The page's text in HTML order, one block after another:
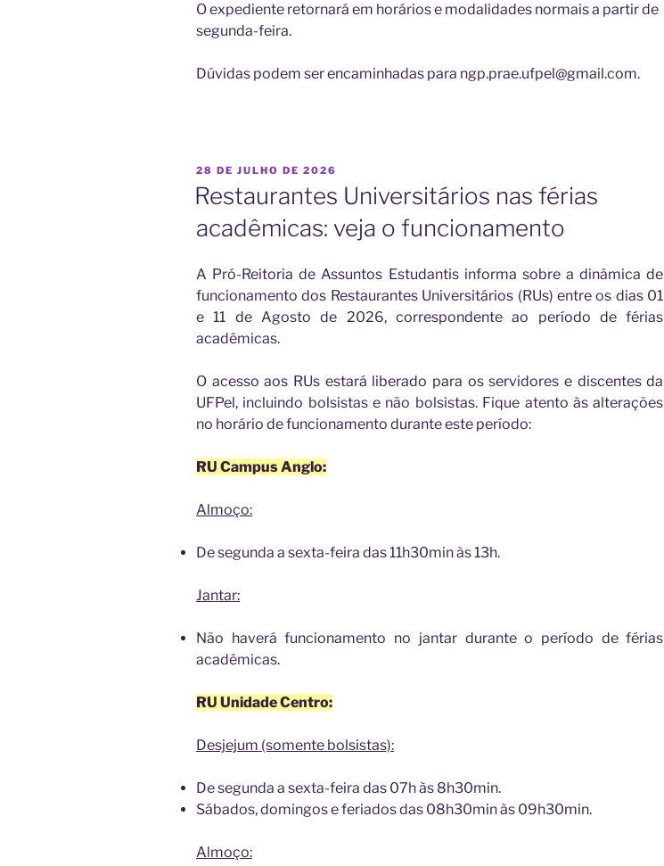
O expediente retornará em horários e modalidades normais a partir de
segunda-feira.
Dúvidas podem ser encaminhadas para ngp.prae.ufpel@gmail.com.
PUBLICADO
EM
28 DE JULHO DE 2026
Restaurantes Universitários nas férias
acadêmicas: veja o funcionamento
A Pró-Reitoria de Assuntos Estudantis informa sobre a dinâmica de
funcionamento dos Restaurantes Universitários (RUs) entre os dias 01
e 11 de Agosto de 2026, correspondente ao período de férias
acadêmicas.
O acesso aos RUs estará liberado para os servidores e discentes da
UFPel, incluindo bolsistas e não bolsistas. Fique atento às alterações
no horário de funcionamento durante este período:
RU Campus Anglo:
Almoço:
De segunda a sexta-feira das 11h30min às 13h.
Jantar:
Não haverá funcionamento no jantar durante o período de férias
acadêmicas.
RU Unidade Centro:
Desjejum (somente bolsistas):
De segunda a sexta-feira das 07h às 8h30min.
Sábados, domingos e feriados das 08h30min às 09h30min.
Almoço: